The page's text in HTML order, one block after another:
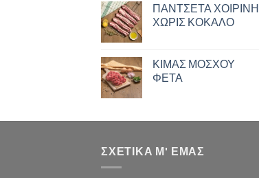
ΠΑΝΤΣΕΤΑ ΧΟΙΡΙΝΗ
ΧΩΡΙΣ ΚΟΚΑΛΟ
ΚΙΜΑΣ ΜΟΣΧΟΥ
ΦΕΤΑ
ΣΧΕΤΙΚΑ Μ' ΕΜΑΣ